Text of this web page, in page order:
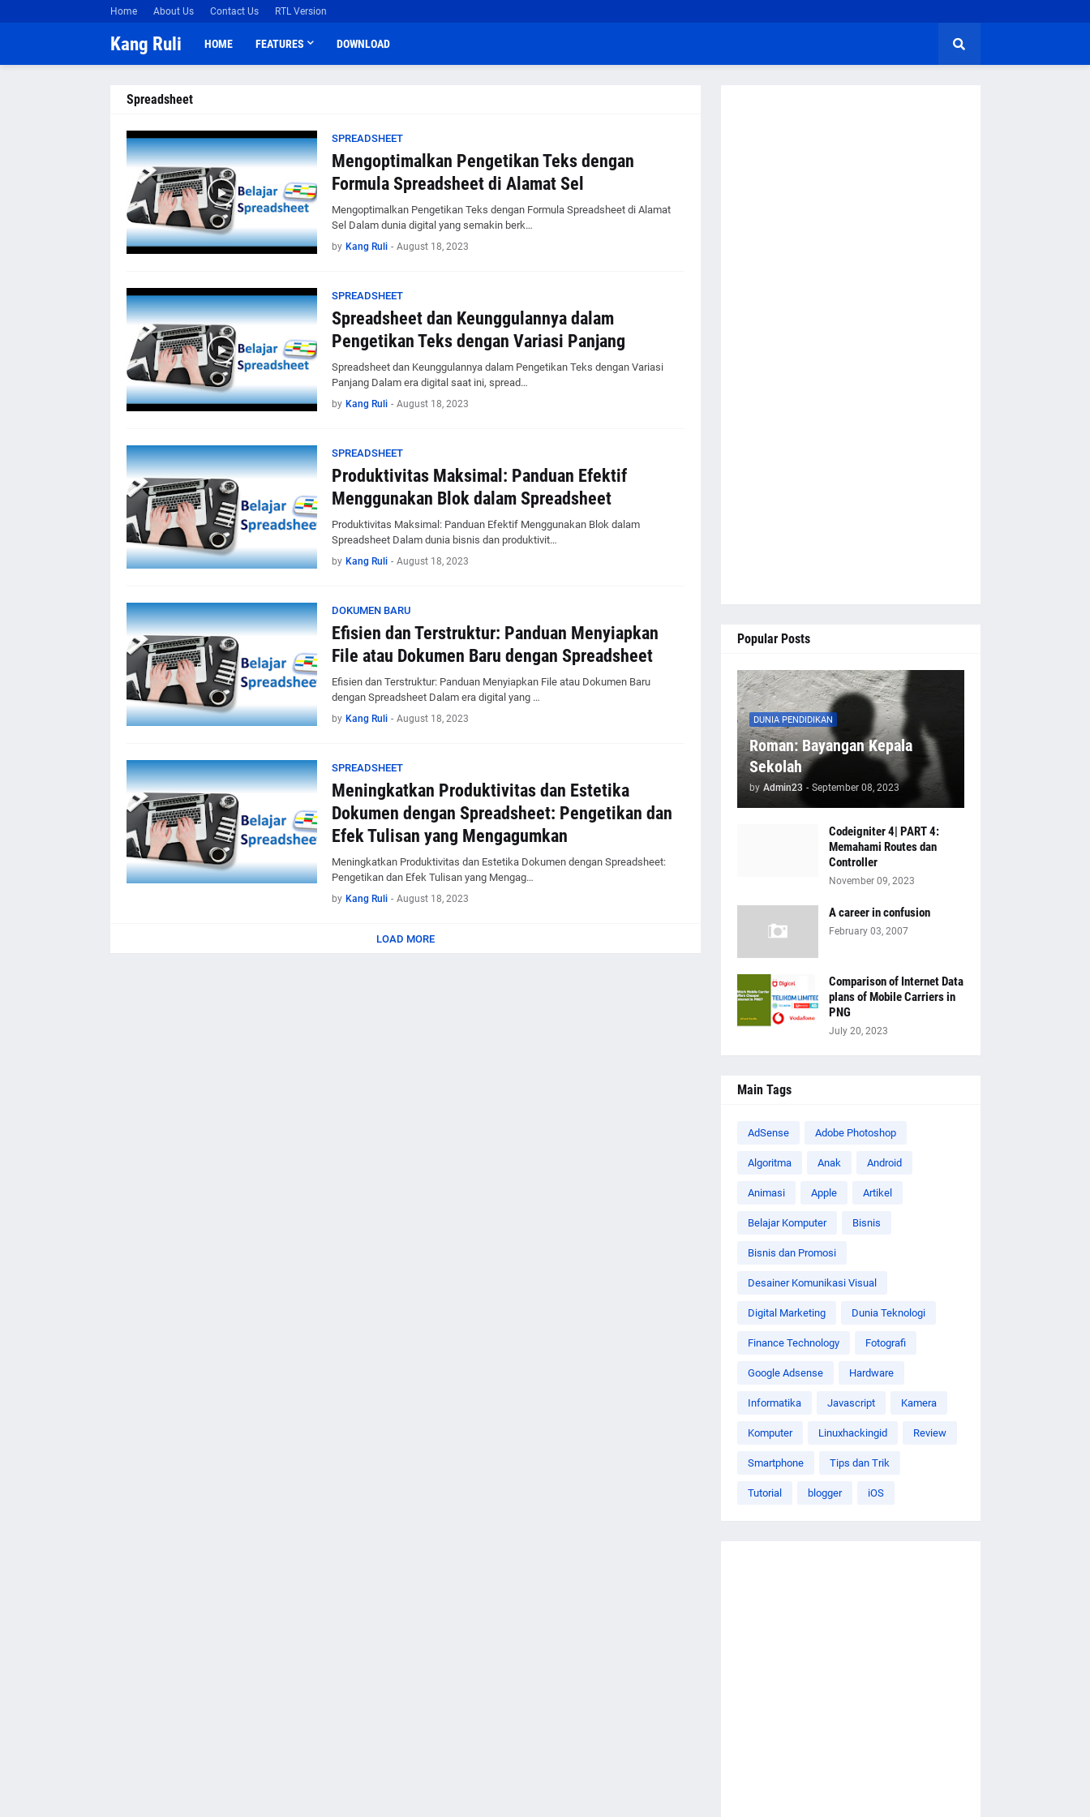
Home About Us Contact Us RTL Version
Kang Ruli HOME FEATURES DOWNLOAD
Spreadsheet
SPREADSHEET
Mengoptimalkan Pengetikan Teks dengan
Formula Spreadsheet di Alamat Sel
Mengoptimalkan Pengetikan Teks dengan Formula Spreadsheet di Alamat
Sel Dalam dunia digital yang semakin berk…
by Kang Ruli - August 18, 2023
SPREADSHEET
Spreadsheet dan Keunggulannya dalam
Pengetikan Teks dengan Variasi Panjang
Spreadsheet dan Keunggulannya dalam Pengetikan Teks dengan Variasi
Panjang Dalam era digital saat ini, spread…
by Kang Ruli - August 18, 2023
SPREADSHEET
Produktivitas Maksimal: Panduan Efektif
Menggunakan Blok dalam Spreadsheet
Produktivitas Maksimal: Panduan Efektif Menggunakan Blok dalam
Spreadsheet Dalam dunia bisnis dan produktivit…
by Kang Ruli - August 18, 2023
DOKUMEN BARU
Efisien dan Terstruktur: Panduan Menyiapkan
File atau Dokumen Baru dengan Spreadsheet
Efisien dan Terstruktur: Panduan Menyiapkan File atau Dokumen Baru
dengan Spreadsheet Dalam era digital yang …
by Kang Ruli - August 18, 2023
SPREADSHEET
Meningkatkan Produktivitas dan Estetika
Dokumen dengan Spreadsheet: Pengetikan dan
Efek Tulisan yang Mengagumkan
Meningkatkan Produktivitas dan Estetika Dokumen dengan Spreadsheet:
Pengetikan dan Efek Tulisan yang Mengag…
by Kang Ruli - August 18, 2023
LOAD MORE
Popular Posts
DUNIA PENDIDIKAN
Roman: Bayangan Kepala
Sekolah
by Admin23 - September 08, 2023
Codeigniter 4| PART 4:
Memahami Routes dan
Controller
November 09, 2023
A career in confusion
February 03, 2007
Comparison of Internet Data
plans of Mobile Carriers in
PNG
July 20, 2023
Main Tags
AdSense Adobe Photoshop
Algoritma Anak Android
Animasi Apple Artikel
Belajar Komputer Bisnis
Bisnis dan Promosi
Desainer Komunikasi Visual
Digital Marketing Dunia Teknologi
Finance Technology Fotografi
Google Adsense Hardware
Informatika Javascript Kamera
Komputer Linuxhackingid Review
Smartphone Tips dan Trik
Tutorial blogger iOS